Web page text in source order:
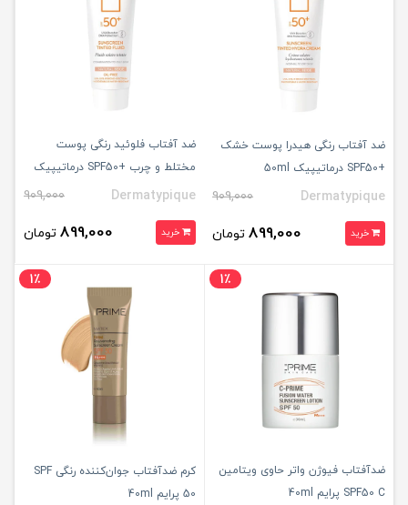
ضد آفتاب رنگی هیدرا پوست خشک
+SPF50 درماتیپیک 50ml
Dermatypique
909,000
خرید 899,000 تومان
ضد آفتاب فلوئید رنگی پوست
مختلط و چرب +SPF50 درماتیپیک
50ml
Dermatypique
909,000
خرید 899,000 تومان
1٪
ضدآفتاب فیوژن واتر حاوی ویتامین
SPF50 C پرایم 40ml
1٪
کرم ضدآفتاب جوان‌کننده رنگی SPF
50 پرایم 40ml